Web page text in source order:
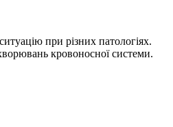
при різних патологіях.
кровоносної системи.